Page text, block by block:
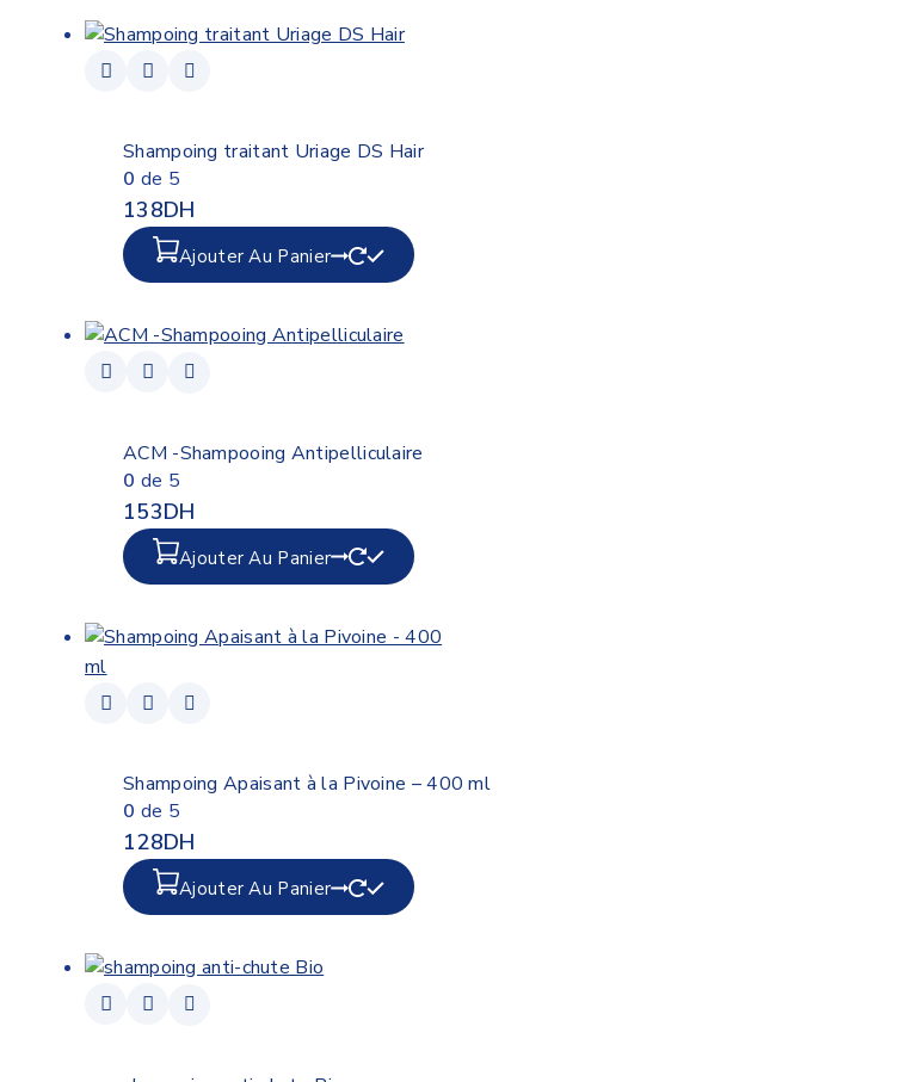
Shampoing traitant Uriage DS Hair
0 de 5
138DH
Ajouter Au Panier
ACM -Shampooing Antipelliculaire
0 de 5
153DH
Ajouter Au Panier
Shampoing Apaisant à la Pivoine – 400 ml
0 de 5
128DH
Ajouter Au Panier